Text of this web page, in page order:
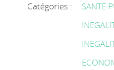
Catégories :
SANTE